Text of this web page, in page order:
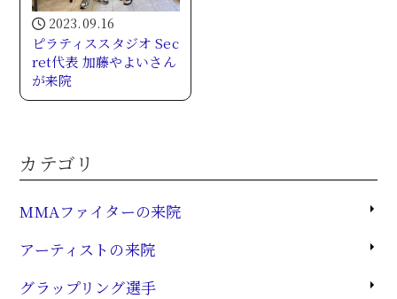
2023.09.16
ピラティススタジオ Sec
ret代表 加藤やよいさん
が来院
カテゴリ
MMAファイターの来院
アーティストの来院
グラップリング選手